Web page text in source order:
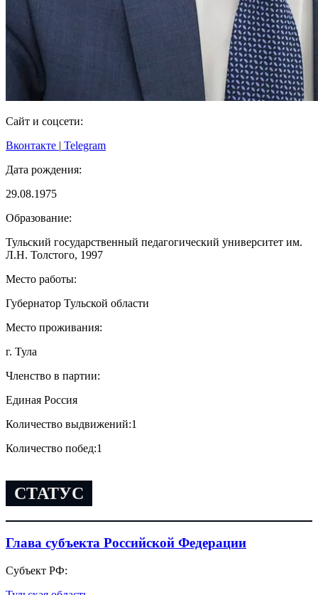
Сайт и соцсети:
Вконтакте | Telegram
Дата рождения:
29.08.1975
Образование:
Тульский государственный педагогический университет им.
Л.Н. Толстого, 1997
Место работы:
Губернатор Тульской области
Место проживания:
г. Тула
Членство в партии:
Единая Россия
Количество выдвижений:1
Количество побед:1
СТАТУС
Глава субъекта Российской Федерации
Субъект РФ: